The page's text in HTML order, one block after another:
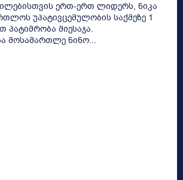
ერთ-ერთ ლიდერს, ნიკა
უპატივცემულობის საქმეზე 1
მიესაჯა.
მოსამართლე ნინო...